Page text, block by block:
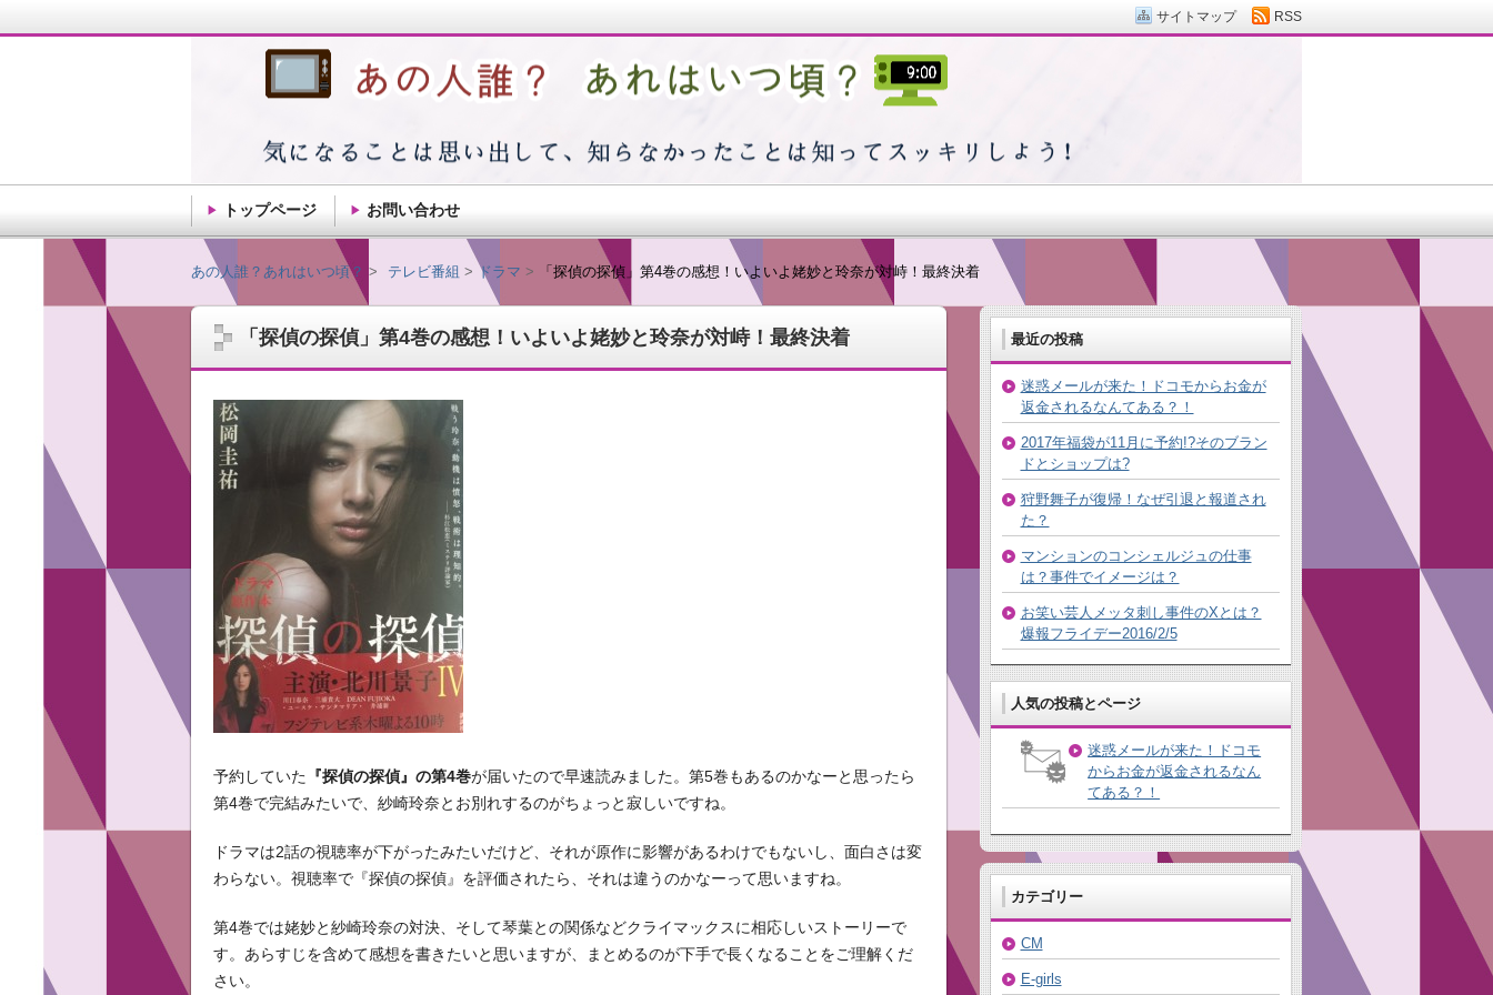
「探偵の探偵」第4巻の感想！いよいよ姥妙と玲奈が対峙！最終決着
予約していた 『探偵の探偵』の第4巻が届いたので早速読みました。第5巻もあるのかなーと思ったら
第4巻で完結みたいで、紗崎玲奈とお別れするのがちょっと寂しいですね。
ドラマは2話の視聴率が下がったみたいだけど、それが原作に影響があるわけでもないし、面白さは変
わらない。視聴率で『探偵の探偵』を評価されたら、それは違うのかなーって思いますね。
第4巻では姥妙と紗崎玲奈の対決、そして琴葉との関係などクライマックスに相応しいストーリーで
す。あらすじを含めて感想を書きたいと思いますが、まとめるのが下手で長くなることをご理解くだ
さい。
最近の投稿
迷惑メールが来た！ドコモからお金が
返金されるなんてある？！
2017年福袋が11月に予約!?そのブラン
ドとショップは?
狩野舞子が復帰！なぜ引退と報道され
た？
マンションのコンシェルジュの仕事
は？事件でイメージは？
お笑い芸人メッタ刺し事件のXとは？
爆報フライデー2016/2/5
人気の投稿とページ
迷惑メールが来た！ドコモ
からお金が返金されるなん
てある？！
カテゴリー
CM
E-girls
あの人誰？あれはいつ頃？ テレビ番組 ドラマ 「探偵の探偵」第4巻の感想！いよいよ姥妙と玲奈が対峙！最終決着
あの人誰？あれはいつ頃？
記憶ってだんだん薄れるもんですね。思い出そうと思えば思うほど浮かばない…そんな私の日常で感じた
ことを自由気ままに綴ります。
トップページ お問い合わせ
サイトマップ RSS